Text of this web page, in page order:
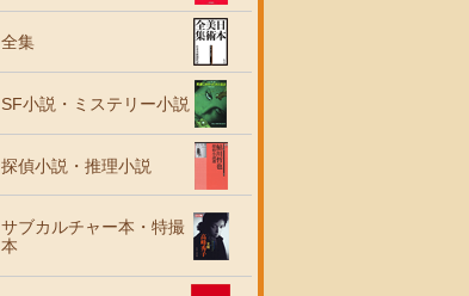
全集
SF小説・ミステリー小説
探偵小説・推理小説
サブカルチャー本・特撮
本